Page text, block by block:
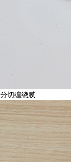
分切缠绕膜